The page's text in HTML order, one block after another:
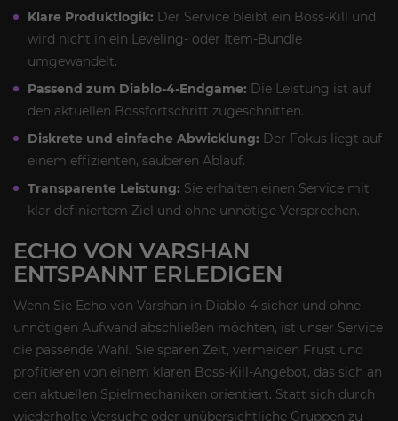
Klare Produktlogik: Der Service bleibt ein Boss-Kill und
wird nicht in ein Leveling- oder Item-Bundle
umgewandelt.
Passend zum Diablo-4-Endgame: Die Leistung ist auf
den aktuellen Bossfortschritt zugeschnitten.
Diskrete und einfache Abwicklung: Der Fokus liegt auf
einem effizienten, sauberen Ablauf.
Transparente Leistung: Sie erhalten einen Service mit
klar definiertem Ziel und ohne unnötige Versprechen.
ECHO VON VARSHAN
ENTSPANNT ERLEDIGEN
Wenn Sie Echo von Varshan in Diablo 4 sicher und ohne
unnötigen Aufwand abschließen möchten, ist unser Service
die passende Wahl. Sie sparen Zeit, vermeiden Frust und
profitieren von einem klaren Boss-Kill-Angebot, das sich an
den aktuellen Spielmechaniken orientiert. Statt sich durch
wiederholte Versuche oder unübersichtliche Gruppen zu